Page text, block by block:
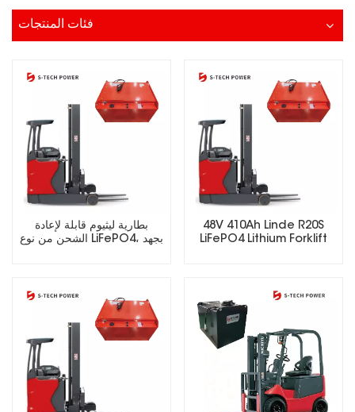
فئات المنتجات
بطارية ليثيوم قابلة لإعادة
الشحن من نوع LiFePO4، بجهد
48V 410Ah Linde R20S
LiFePO4 Lithium Forklift